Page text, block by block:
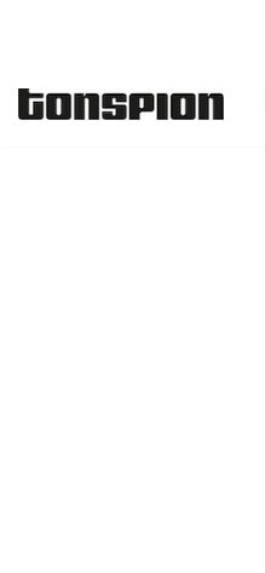
Inhalt